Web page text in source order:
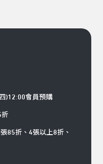
)12:00會員預購
85折、4張以上8折、